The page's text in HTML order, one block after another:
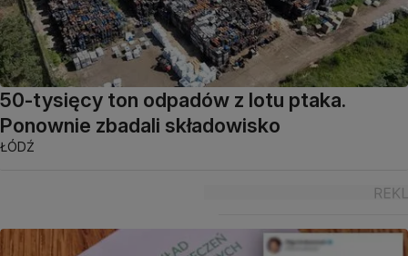
50-tysięcy ton odpadów z lotu ptaka.
Ponownie zbadali składowisko
ŁÓDŹ